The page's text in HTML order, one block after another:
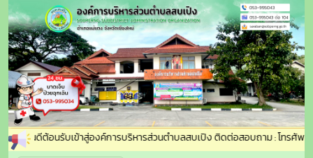
ยินดีต้อนรับเข้าสู่องค์การบริหารส่วนตำบลสบเปิง ติดต่อสอบถาม : โทรศัพท์ :